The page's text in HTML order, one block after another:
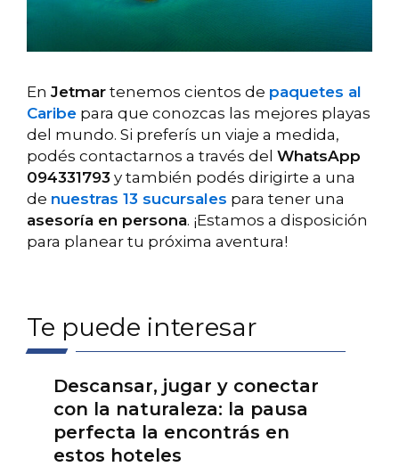
En Jetmar tenemos cientos de paquetes al
Caribe para que conozcas las mejores playas
del mundo. Si preferís un viaje a medida,
podés contactarnos a través del WhatsApp
094331793 y también podés dirigirte a una
de nuestras 13 sucursales para tener una
asesoría en persona. ¡Estamos a disposición
para planear tu próxima aventura!
Te puede interesar
Descansar, jugar y conectar
con la naturaleza: la pausa
perfecta la encontrás en
estos hoteles